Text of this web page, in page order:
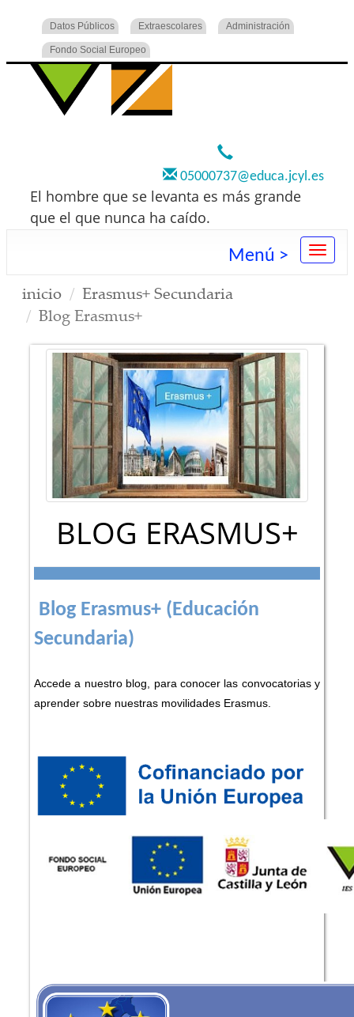
Datos Públicos Extraescolares Administración
Fondo Social Europeo
05000737@educa.jcyl.es
El hombre que se levanta es más grande
que el que nunca ha caído.
Menú >
inicio
Erasmus+ Secundaria
Blog Erasmus+
BLOG ERASMUS+
Blog Erasmus+ (Educación
Secundaria)
Accede a nuestro blog, para conocer las convocatorias y
aprender sobre nuestras movilidades Erasmus.